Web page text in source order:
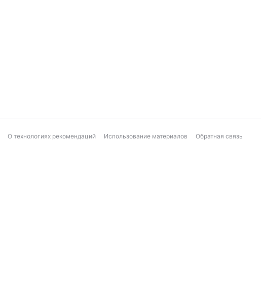
О технологиях рекомендаций Использование материалов Обратная связь